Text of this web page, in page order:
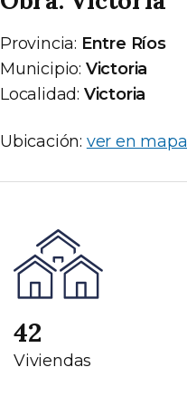
Provincia: Entre Ríos
Municipio: Victoria
Localidad: Victoria
Ubicación: ver en mapa
42
Viviendas